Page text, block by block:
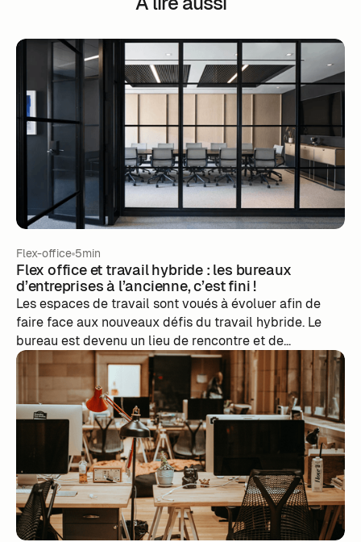
Flex-office 5min
Flex office et travail hybride : les bureaux
d’entreprises à l’ancienne, c’est fini !
Les espaces de travail sont voués à évoluer afin de
faire face aux nouveaux défis du travail hybride. Le
bureau est devenu un lieu de rencontre et de
convivialité. Il n’est plus seulement le lieu depuis
lequel on travaille, il est désormais bien plus.